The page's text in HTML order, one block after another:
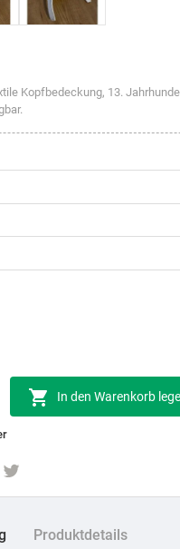
Kopfbedeckung, 13.
 In den Warenkorb
Produktdetails